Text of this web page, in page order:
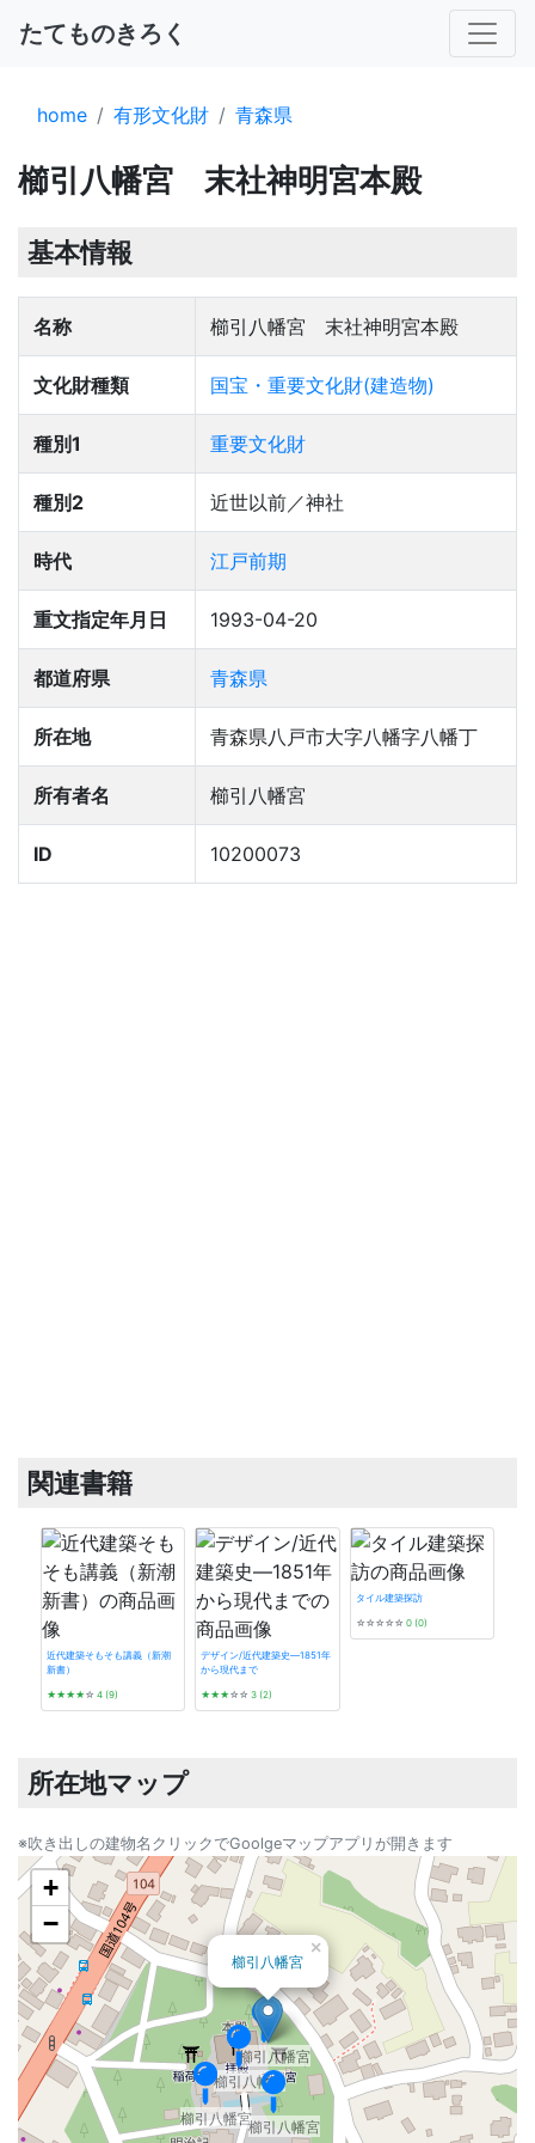
たてものきろく
home 有形文化財 青森県
櫛引八幡宮 末社神明宮本殿
基本情報
名称 櫛引八幡宮 末社神明宮本殿
文化財種類 国宝・重要文化財(建造物)
種別1 重要文化財
種別2 近世以前／神社
時代 江戸前期
重文指定年月日 1993-04-20
都道府県 青森県
所在地 青森県八戸市大字八幡字八幡丁
所有者名 櫛引八幡宮
ID 10200073
関連書籍
近代建築そもそも講義（新潮
新書）
★★★★☆ 4 (9)
デザイン/近代建築史―1851年
から現代まで
★★★☆☆ 3 (2)
タイル建築探訪
☆☆☆☆☆ 0 (0)
所在地マップ
※吹き出しの建物名クリックでGoolgeマップアプリが開きます
櫛引八幡宮
櫛引八幡宮
櫛引八幡宮
櫛引八幡宮
櫛引八幡宮
×
+
−